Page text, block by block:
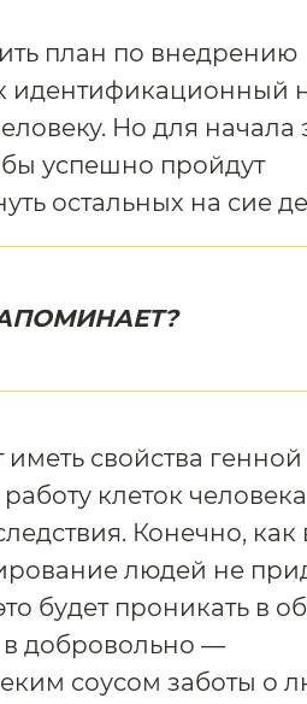
план по внедрению
идентификационный
Но для начала
успешно пройдут
остальных на сие
свойства генной
клеток
Конечно, как
людей не
будет проникать в
добровольно —
соусом заботы о